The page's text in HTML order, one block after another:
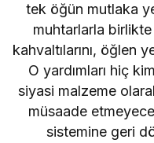
tek öğün mutlaka
muhtarlarla birlikte
kahvaltılarını, öğlen
O yardımları hiç
siyasi malzeme
müsaade
sistemine geri